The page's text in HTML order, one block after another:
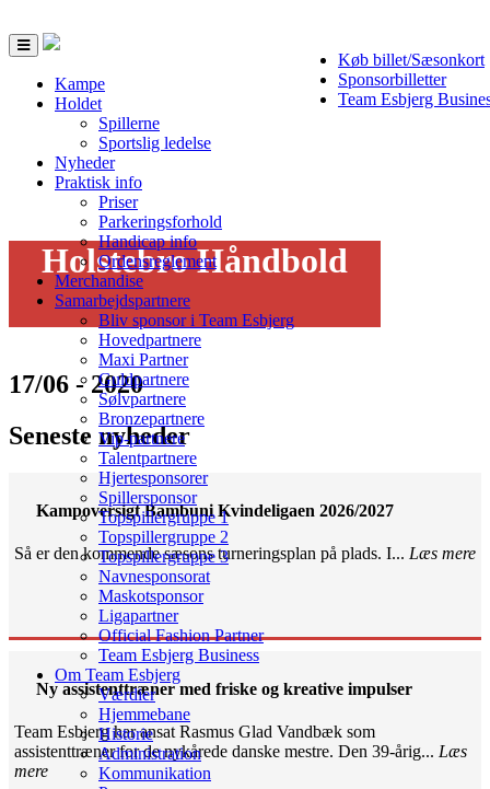
Køb billet/Sæsonkort
Sponsorbilletter
Team Esbjerg
Toggle
navigation
Kampe
Holdet
Spillerne
Sportslig ledelse
Nyheder
Praktisk info
Priser
Parkeringsforhold
Handicap info
Ordensreglement
Merchandise
Samarbejdspartnere
Bliv sponsor i Team Esbjerg
Hovedpartnere
Maxi Partner
Guldpartnere
Sølvpartnere
Bronzepartnere
Vip-partnere
Talentpartnere
Hjertesponsorer
Spillersponsor
Topspillergruppe 1
Topspillergruppe 2
Topspillergruppe 3
Navnesponsorat
Maskotsponsor
Ligapartner
Official Fashion Partner
Team Esbjerg Business
Om Team Esbjerg
Værdier
Hjemmebane
Historie
Administration
Kommunikation
Holstebro Håndbold
17/06 - 2020
Seneste nyheder
Kampoversigt Bambuni Kvindeligaen 2026/2027
Så er den kommende sæsons turneringsplan på plads. I... Læs mere
Ny assistenttræner med friske og kreative impulser
Team Esbjerg har ansat Rasmus Glad Vandbæk som
assistenttræner for de nykårede danske mestre. Den 39-årig... Læs
mere